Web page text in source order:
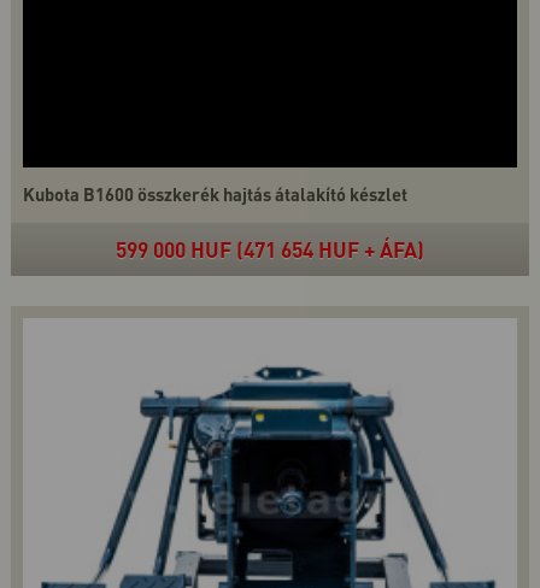
Kubota B1600 összkerék hajtás átalakító készlet
599 000 HUF (471 654 HUF + ÁFA)